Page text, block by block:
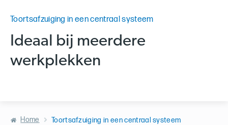
Toortsafzuiging in een centraal systeem
Ideaal bij meerdere
werkplekken
Home Toortsafzuiging in een centraal systeem